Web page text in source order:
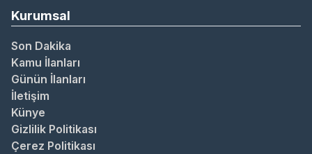
Kurumsal
Son Dakika
Kamu İlanları
Günün İlanları
İletişim
Künye
Gizlilik Politikası
Çerez Politikası